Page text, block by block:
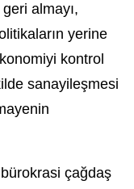
almayı,
yerine
kontrol
sanayileşmesi
çağdaş